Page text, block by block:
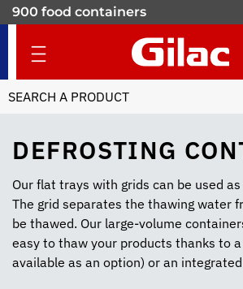
DEFROSTING
Our flat trays with grids can be used
The grid separates the thawing water
be thawed. Our large-volume
easy to thaw your products thanks to
available as an option) or an
900 food containers